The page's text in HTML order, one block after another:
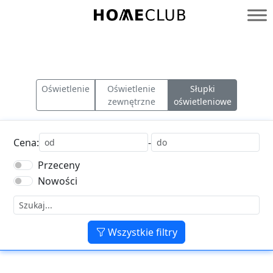
Homeclub
Oświetlenie
Oświetlenie
zewnętrzne
Słupki
oświetleniowe
Cena:
-
Przeceny
Nowości
Wszystkie filtry